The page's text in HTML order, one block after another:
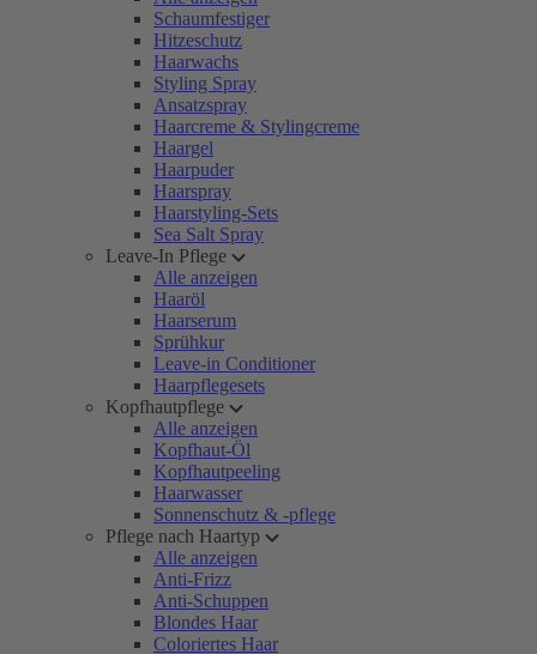
Schaumfestiger
Hitzeschutz
Haarwachs
Styling Spray
Ansatzspray
Haarcreme & Stylingcreme
Haargel
Haarpuder
Haarspray
Haarstyling-Sets
Sea Salt Spray
Leave-In Pflege
Alle anzeigen
Haaröl
Haarserum
Sprühkur
Leave-in Conditioner
Haarpflegesets
Kopfhautpflege
Alle anzeigen
Kopfhaut-Öl
Kopfhautpeeling
Haarwasser
Sonnenschutz & -pflege
Pflege nach Haartyp
Alle anzeigen
Anti-Frizz
Anti-Schuppen
Blondes Haar
Coloriertes Haar